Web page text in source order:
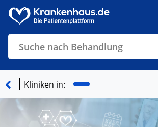
Suche nach Behandlung
Kliniken in: